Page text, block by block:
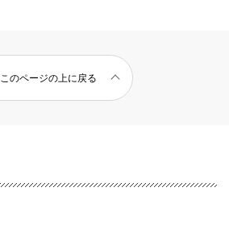
このページの上に戻る